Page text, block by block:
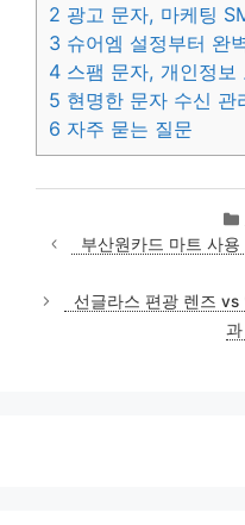
2 광고 문자, 마케팅
3 슈어엠 설정부터 완
4 스팸 문자, 개인정보
5 현명한 문자 수신 관
6 자주 묻는 질문
부산원카드 마트 사
선글라스 편광 렌즈